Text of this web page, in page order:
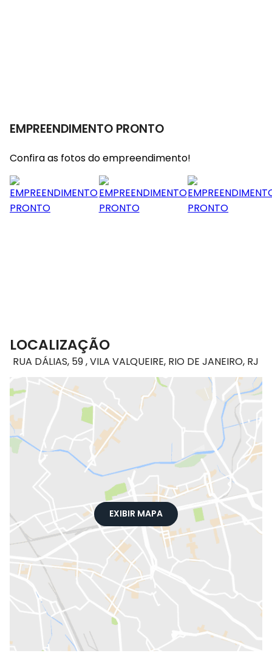
EMPREENDIMENTO PRONTO
Confira as fotos do empreendimento!
LOCALIZAÇÃO
RUA DÁLIAS, 59 , VILA VALQUEIRE, RIO DE JANEIRO, RJ
EXIBIR MAPA